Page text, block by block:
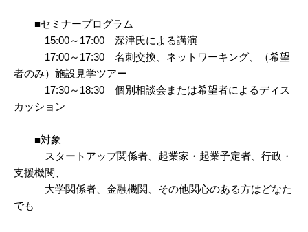
■セミナープログラム
15:00～17:00 深津氏による講演
17:00～17:30 名刺交換、ネットワーキング、（希望
者のみ）施設見学ツアー
17:30～18:30 個別相談会または希望者によるディス
カッション
■対象
スタートアップ関係者、起業家・起業予定者、行政・
支援機関、
大学関係者、金融機関、その他関心のある方はどなた
でも